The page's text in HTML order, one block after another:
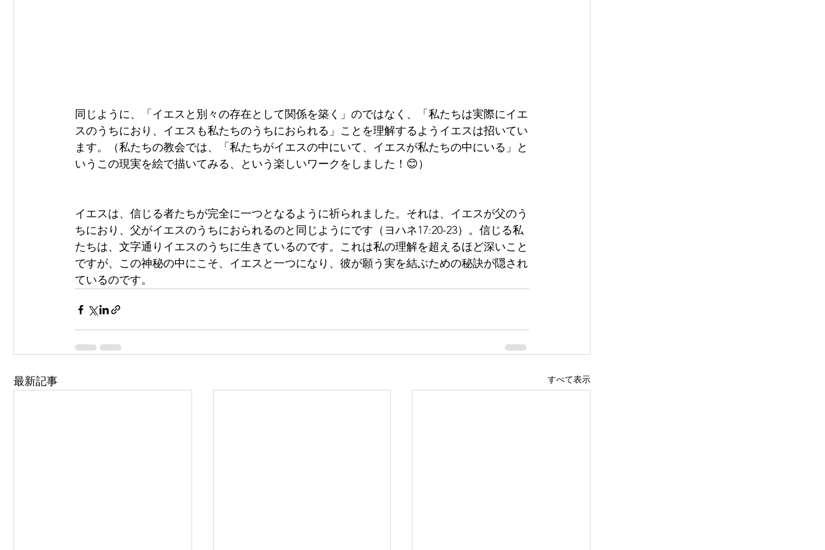
同じように、「イエスと別々の存在として関係を築く」のではなく、「私たちは実際にイエ
スのうちにおり、イエスも私たちのうちにおられる」ことを理解するようイエスは招いてい
ます。（私たちの教会では、「私たちがイエスの中にいて、イエスが私たちの中にいる」と
いうこの現実を絵で描いてみる、という楽しいワークをしました！😊）
イエスは、信じる者たちが完全に一つとなるように祈られました。それは、イエスが父のう
ちにおり、父がイエスのうちにおられるのと同じようにです（ヨハネ17:20-23）。信じる私
たちは、文字通りイエスのうちに生きているのです。これは私の理解を超えるほど深いこと
ですが、この神秘の中にこそ、イエスと一つになり、彼が願う実を結ぶための秘訣が隠され
ているのです。
最新記事 すべて表示